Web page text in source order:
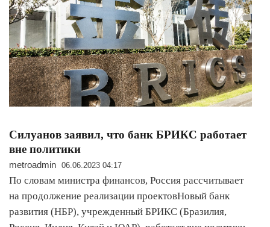
Силуанов заявил, что банк БРИКС работает
вне политики
metroadmin 06.06.2023 04:17
По словам министра финансов, Россия рассчитывает
на продолжение реализации проектовНовый банк
развития (НБР), учрежденный БРИКС (Бразилия,